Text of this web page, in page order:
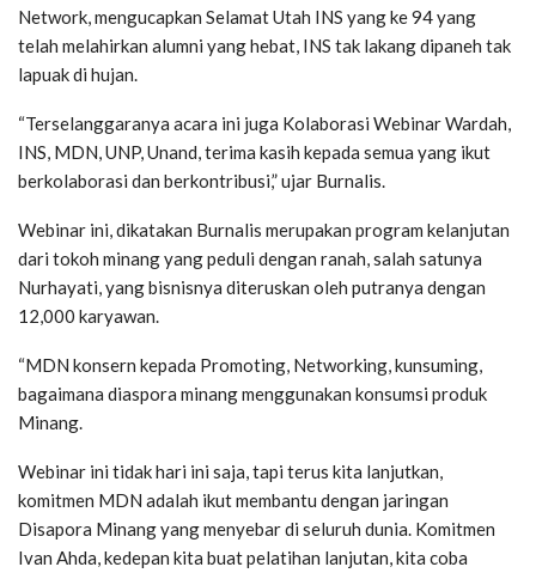
Network, mengucapkan Selamat Utah INS yang ke 94 yang
telah melahirkan alumni yang hebat, INS tak lakang dipaneh tak
lapuak di hujan.
“Terselanggaranya acara ini juga Kolaborasi Webinar Wardah,
INS, MDN, UNP, Unand, terima kasih kepada semua yang ikut
berkolaborasi dan berkontribusi,” ujar Burnalis.
Webinar ini, dikatakan Burnalis merupakan program kelanjutan
dari tokoh minang yang peduli dengan ranah, salah satunya
Nurhayati, yang bisnisnya diteruskan oleh putranya dengan
12,000 karyawan.
“MDN konsern kepada Promoting, Networking, kunsuming,
bagaimana diaspora minang menggunakan konsumsi produk
Minang.
Webinar ini tidak hari ini saja, tapi terus kita lanjutkan,
komitmen MDN adalah ikut membantu dengan jaringan
Disapora Minang yang menyebar di seluruh dunia. Komitmen
Ivan Ahda, kedepan kita buat pelatihan lanjutan, kita coba